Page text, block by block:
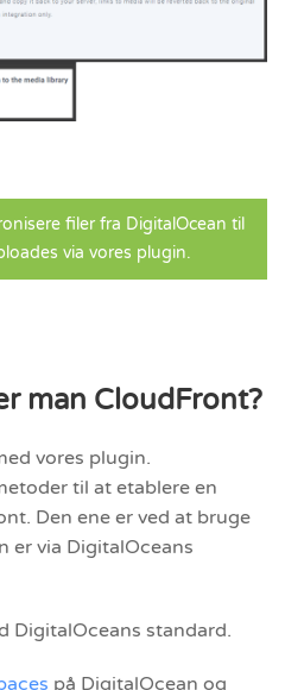
filer fra DigitalOcean til
via vores plugin.
man CloudFront?
vores plugin.
til at etablere en
Den ene er ved at bruge
er via DigitalOceans
DigitalOceans standard.
på DigitalOcean og